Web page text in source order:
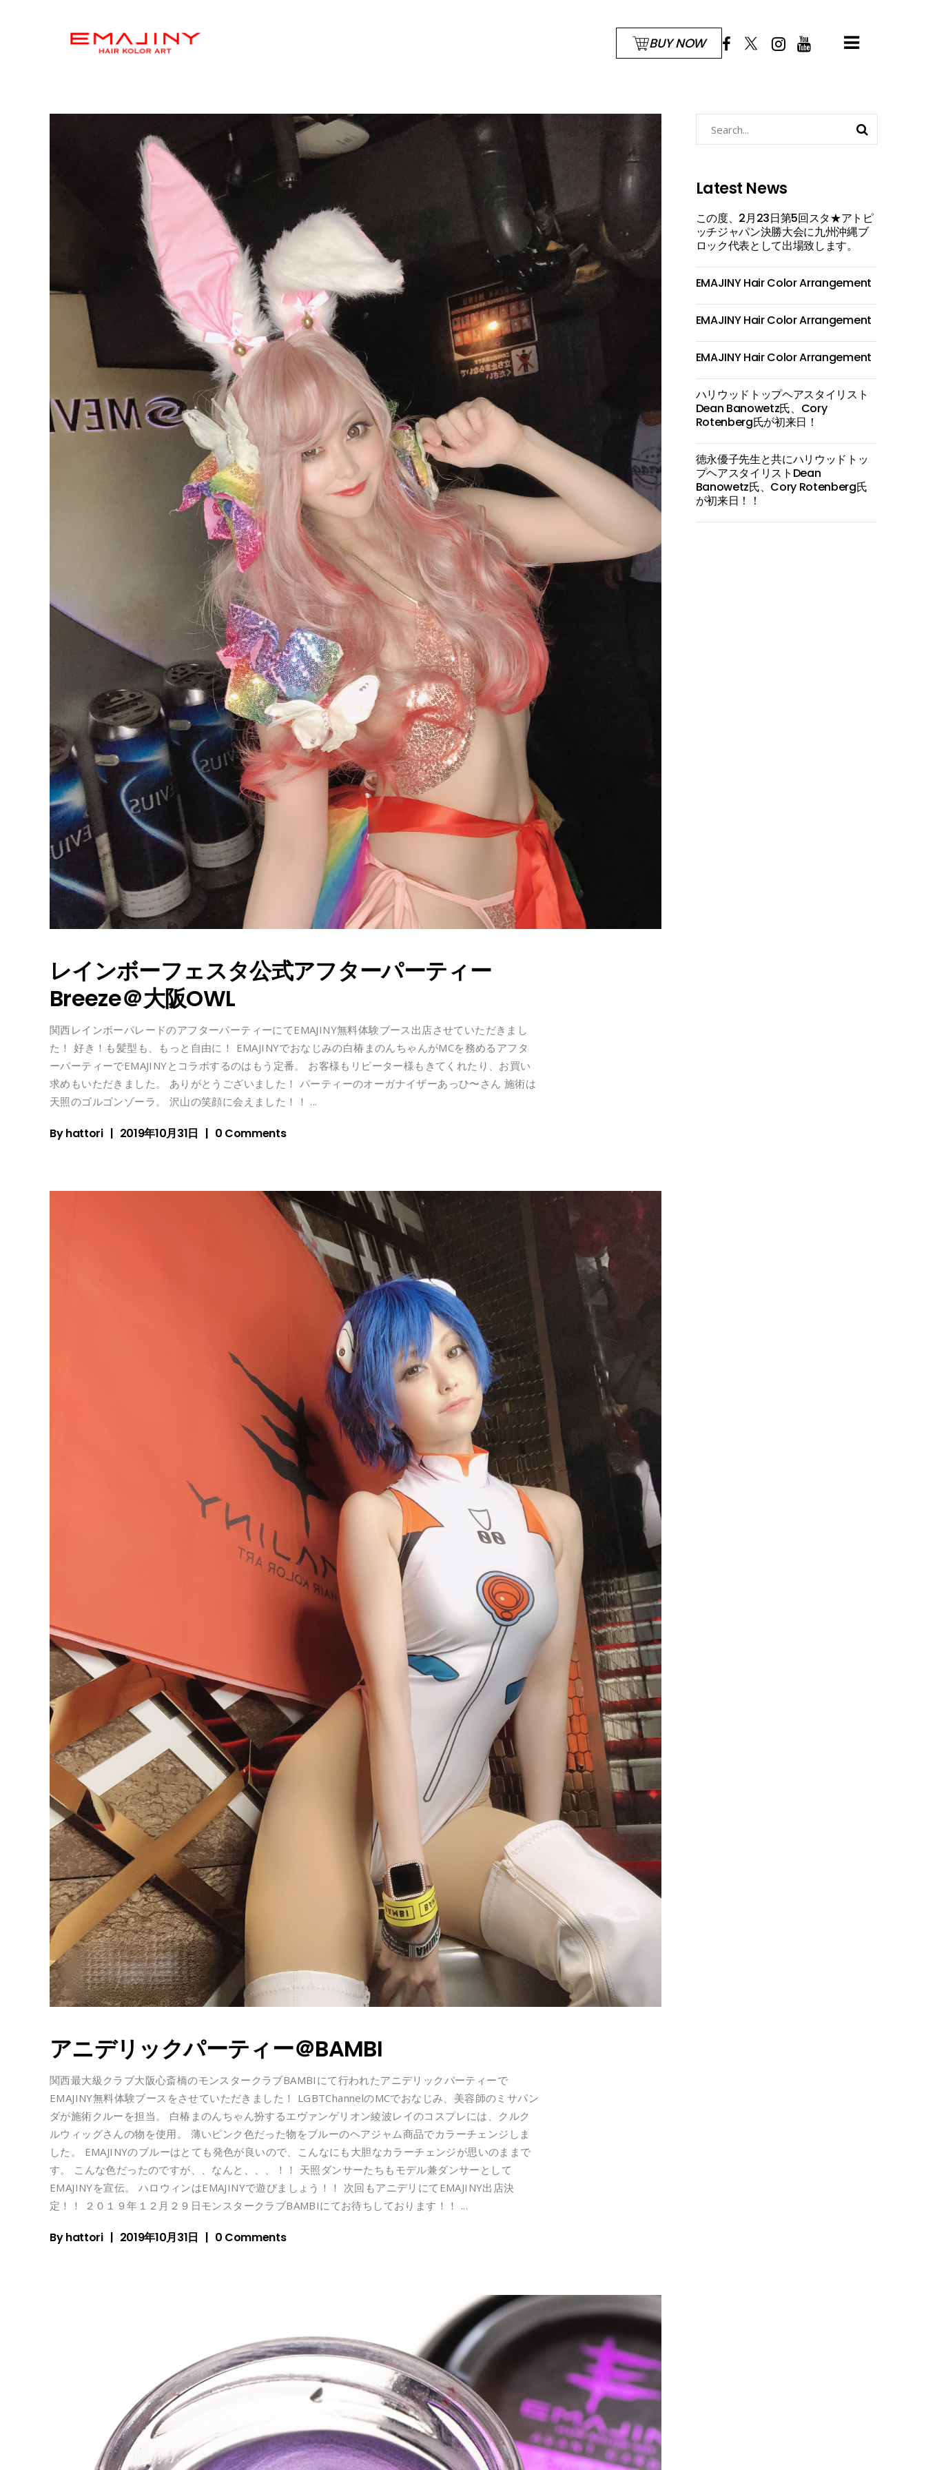
BUY NOW
レインボーフェスタ公式アフターパーティー
Breeze＠大阪OWL
関西レインボーパレードのアフターパーティーにてEMAJINY無料体験ブース出店させていただきまし
た！ 好き！も髪型も、もっと自由に！ EMAJINYでおなじみの白椿まのんちゃんがMCを務めるアフタ
ーパーティーでEMAJINYとコラボするのはもう定番。 お客様もリピーター様もきてくれたり、お買い
求めもいただきました。 ありがとうございました！ パーティーのオーガナイザーあっひ〜さん 施術は
天照のゴルゴンゾーラ。 沢山の笑顔に会えました！！
Byhattori 2019年10月31日 0 Comments
アニデリックパーティー＠BAMBI
関西最大級クラブ大阪心斎橋のモンスタークラブBAMBIにて行われたアニデリックパーティーで
EMAJINY無料体験ブースをさせていただきました！ LGBTChannelのMCでおなじみ、美容師のミサパン
ダが施術クルーを担当。 白椿まのんちゃん扮するエヴァンゲリオン綾波レイのコスプレには、クルク
ルウィッグさんの物を使用。 薄いピンク色だった物をブルーのヘアジャム商品でカラーチェンジしま
した。 EMAJINYのブルーはとても発色が良いので、こんなにも大胆なカラーチェンジが思いのままで
す。 こんな色だったのですが、、なんと、、、！！ 天照ダンサーたちもモデル兼ダンサーとして
EMAJINYを宣伝。 ハロウィンはEMAJINYで遊びましょう！！ 次回もアニデリにてEMAJINY出店決
定！！ ２０１９年１２月２９日モンスタークラブBAMBIにてお待ちしております！！
Byhattori 2019年10月31日 0 Comments
Latest News
この度、2月23日第5回スタ★アトピ
ッチジャパン決勝大会に九州沖縄ブ
ロック代表として出場致します。
EMAJINY Hair Color Arrangement
EMAJINY Hair Color Arrangement
EMAJINY Hair Color Arrangement
ハリウッドトップヘアスタイリスト
Dean Banowetz氏、Cory
Rotenberg氏が初来日！
徳永優子先生と共にハリウッドトッ
プヘアスタイリストDean
Banowetz氏、Cory Rotenberg氏
が初来日！！